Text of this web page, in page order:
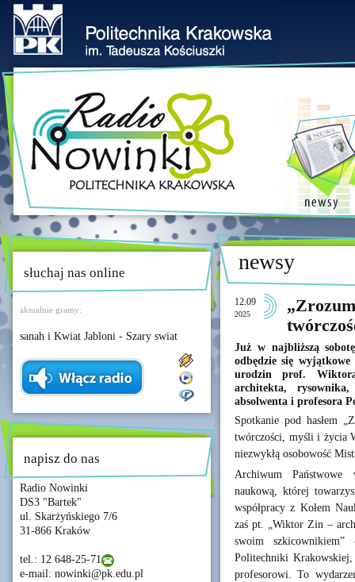
słuchaj nas online
aktualnie gramy:
sanah i Kwiat Jabloni - Szary swiat
napisz do nas
Radio Nowinki
DS3 "Bartek"
ul. Skarżyńskiego 7/6
31-866 Kraków
tel.: 12 648-25-71
e-mail: nowinki@pk.edu.pl
newsy
12.09
2025
Już w najbliższą
odbędzie się wyjątkowe
urodzin prof.
architekta,
absolwenta i profesora
Spotkanie pod hasłem
twórczości, myśli i życia
niezwykłą osobowość
Archiwum Państwowe
naukową, której
współpracy z Kołem
zaś pt. „Wiktor Zin –
swoim
Politechniki
profesorowi. To